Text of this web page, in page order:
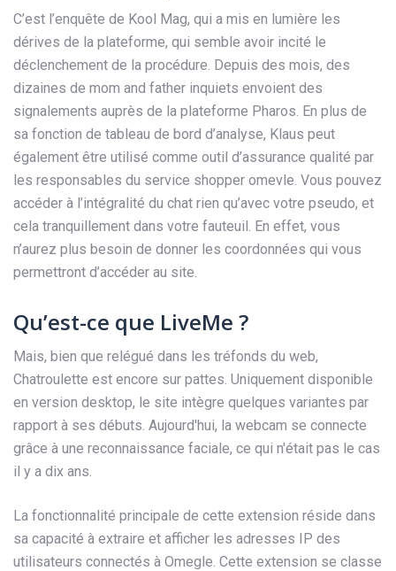
C’est l’enquête de Kool Mag, qui a mis en lumière les
dérives de la plateforme, qui semble avoir incité le
déclenchement de la procédure. Depuis des mois, des
dizaines de mom and father inquiets envoient des
signalements auprès de la plateforme Pharos. En plus de
sa fonction de tableau de bord d’analyse, Klaus peut
également être utilisé comme outil d’assurance qualité par
les responsables du service shopper omevle. Vous pouvez
accéder à l’intégralité du chat rien qu’avec votre pseudo, et
cela tranquillement dans votre fauteuil. En effet, vous
n’aurez plus besoin de donner les coordonnées qui vous
permettront d’accéder au site.
Qu’est-ce que LiveMe ?
Mais, bien que relégué dans les tréfonds du web,
Chatroulette est encore sur pattes. Uniquement disponible
en version desktop, le site intègre quelques variantes par
rapport à ses débuts. Aujourd'hui, la webcam se connecte
grâce à une reconnaissance faciale, ce qui n'était pas le cas
il y a dix ans.
La fonctionnalité principale de cette extension réside dans
sa capacité à extraire et afficher les adresses IP des
utilisateurs connectés à Omegle. Cette extension se classe